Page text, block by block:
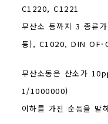
C1220, C1221
무산소 동까지 3 종류
동), C1020, DIN OF-
무산소동은 산소가
1/1000000)
이하를 가진 순동을 말